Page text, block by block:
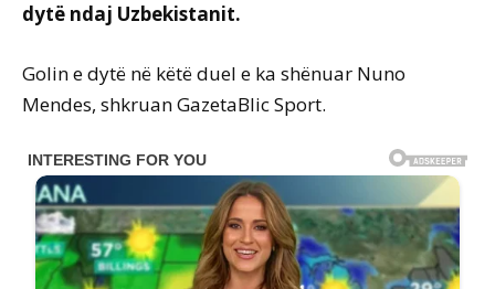
dytë ndaj Uzbekistanit.
Golin e dytë në këtë duel e ka shënuar Nuno
Mendes, shkruan GazetaBlic Sport.